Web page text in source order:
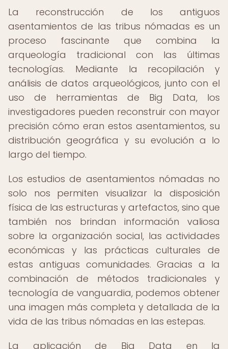
La reconstrucción de los antiguos
asentamientos de las tribus nómadas es un
proceso fascinante que combina la
arqueología tradicional con las últimas
tecnologías. Mediante la recopilación y
análisis de datos arqueológicos, junto con el
uso de herramientas de Big Data, los
investigadores pueden reconstruir con mayor
precisión cómo eran estos asentamientos, su
distribución geográfica y su evolución a lo
largo del tiempo.
Los estudios de asentamientos nómadas no
solo nos permiten visualizar la disposición
física de las estructuras y artefactos, sino que
también nos brindan información valiosa
sobre la organización social, las actividades
económicas y las prácticas culturales de
estas antiguas comunidades. Gracias a la
combinación de métodos tradicionales y
tecnología de vanguardia, podemos obtener
una imagen más completa y detallada de la
vida de las tribus nómadas en las estepas.
La aplicación de Big Data en la